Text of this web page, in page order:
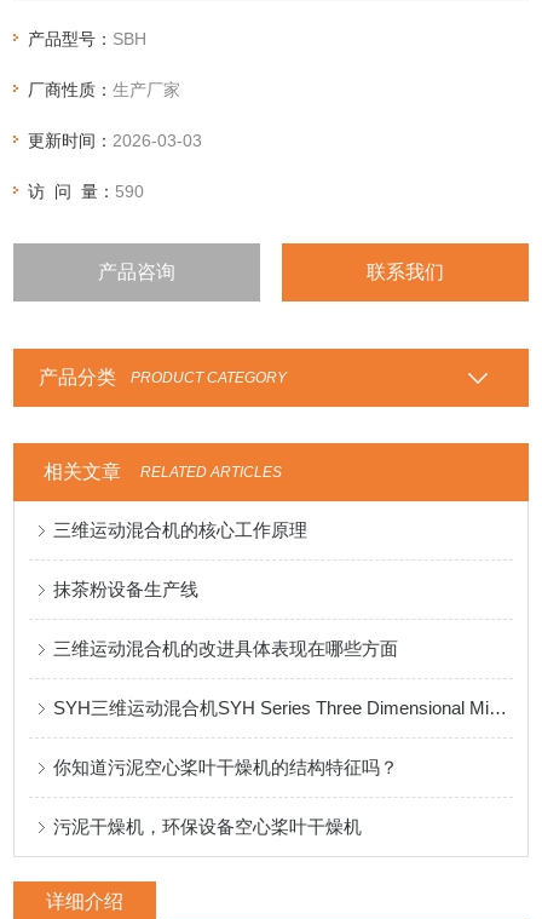
产品型号： SBH
厂商性质：生产厂家
更新时间： 2026-03-03
访 问 量： 590
产品咨询 联系我们
产品分类 PRODUCT CATEGORY
相关文章 RELATED ARTICLES
三维运动混合机的核心工作原理
抹茶粉设备生产线
三维运动混合机的改进具体表现在哪些方面
SYH三维运动混合机SYH Series Three Dimensional Mixer
你知道污泥空心桨叶干燥机的结构特征吗？
污泥干燥机，环保设备空心桨叶干燥机
详细介绍